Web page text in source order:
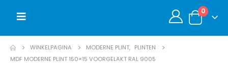
0
WINKELPAGINA MODERNE PLINT, PLINTEN
MDF MODERNE PLINT 150×15 VOORGELAKT RAL 9005